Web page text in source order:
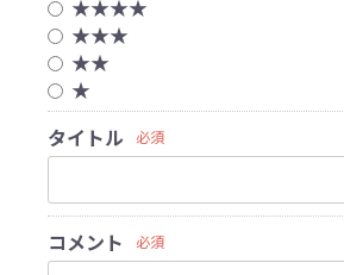
★★★★
★★★
★★
★
タイトル
必須
コメント 必須